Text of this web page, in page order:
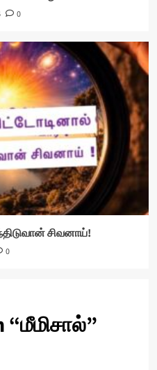
0
சிவனாய்!
0
“மீமிசால்”